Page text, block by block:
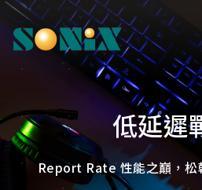
微小核心，
松翰MCU：極致效能，
低延遲
Report Rate 性能之巔，松
捕捉每個
高畫質ISP技術，支援HDR/3D
能力
點讀魔法，數
OID光學辨識技術，紙本內容
章
低延遲，
確保流暢穩定的